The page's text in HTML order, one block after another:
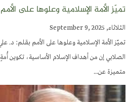
تميّز الأمة الإسلامية وعلوها على الأمم
الثلاثاء, September 9, 2025
تميّز الأمة الإسلامية وعلوها على الأمم بقلم: د.
الصلابي إن من أهداف الإسلام الأساسية، تكوين أُمةٍ
متميزة عن...